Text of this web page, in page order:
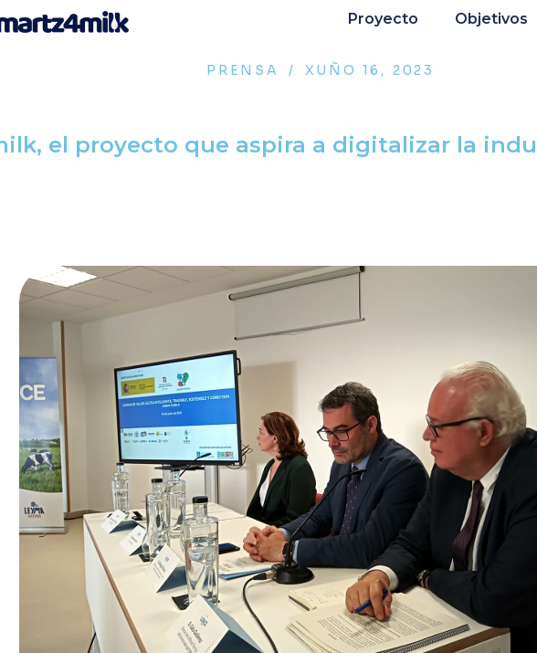
Proyecto Objetivos
PRENSA / XUÑO 16, 2023
el proyecto que aspira a digitalizar la